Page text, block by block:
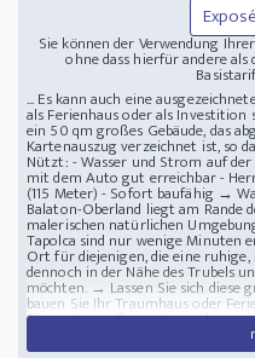
Sie können der Verwendung
ohne dass hierfür andere
... Es kann auch eine
als Ferienhaus oder als Investition
ein 50 qm großes Gebäude, das
Kartenauszug verzeichnet ist, so
Nützt: - Wasser und Strom auf
mit dem Auto gut erreichbar -
(115 Meter) - Sofort baufähig →
Balaton-Oberland liegt am Rande
malerischen natürlichen
Tapolca sind nur wenige Minuten
Ort für diejenigen, die eine
dennoch in der Nähe des Trubels
möchten. → Lassen Sie sich
bauen Sie Ihr Traumhaus oder
Für weitere Informationen
Panorama zu verkaufen